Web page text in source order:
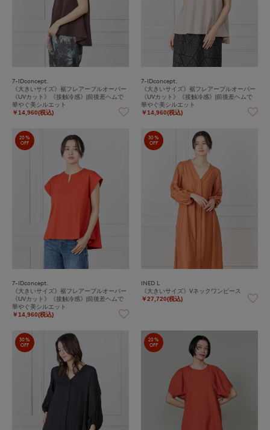
7-IDconcept.
《大きいサイズ》裾フレアープルオーバー
《UVカット》《接触冷感》|前後差ヘムで
華やぐ美シルエット
￥14,960(税込)
7-IDconcept.
《大きいサイズ》裾フレアープルオーバー
《UVカット》《接触冷感》|前後差ヘムで
華やぐ美シルエット
￥14,960(税込)
20%
OFF
7-IDconcept.
《大きいサイズ》裾フレアープルオーバー
《UVカット》《接触冷感》|前後差ヘムで
華やぐ美シルエット
￥14,960(税込)
30%
OFF
INED L
《大きいサイズ》Vネックワンピース
￥27,720(税込)
30%
OFF
20%
OFF